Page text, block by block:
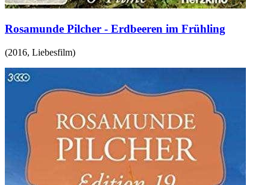
Rosamunde Pilcher - Erdbeeren im Frühling
(2016, Liebesfilm)